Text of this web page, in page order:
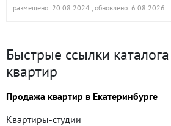
размещено: 20.08.2024 , обновлено: 6.08.2026
Быстрые ссылки
квартир
Продажа квартир в Екатеринбурге
Квартиры-студии